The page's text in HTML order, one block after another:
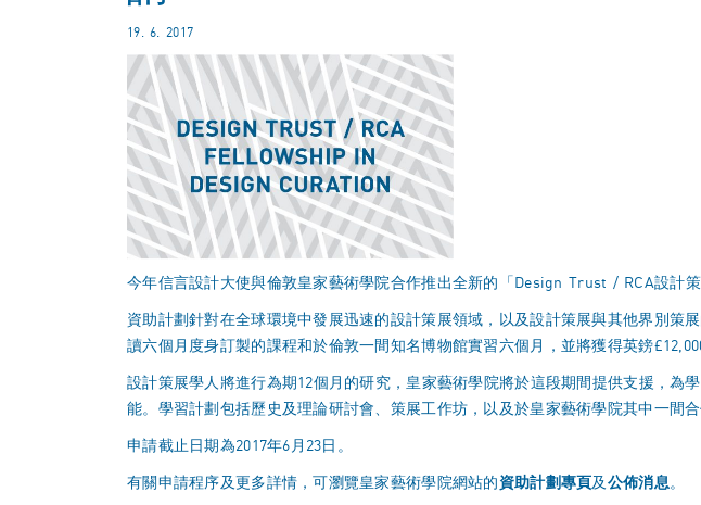
19. 6. 2017
今年信言設計大使與倫敦皇家藝術學院合作推出全新的「Design Trust / RCA設計
資助計劃針對在全球環境中發展迅速的設計策展領域，以及設計策展與其他界別策
讀六個月度身訂製的課程和於倫敦一間知名博物館實習六個月，並將獲得英鎊
設計策展學人將進行為期12個月的研究，皇家藝術學院將於這段期間提供支援，
能。學習計劃包括歷史及理論研討會、策展工作坊，以及於皇家藝術學院其中一間合
申請截止日期為2017年6月23日。
有關申請程序及更多詳情，可瀏覽皇家藝術學院網站的 資助計劃專頁及 公佈消息。